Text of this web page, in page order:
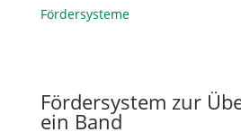
Fördersysteme
Fördersystem zur
ein Band